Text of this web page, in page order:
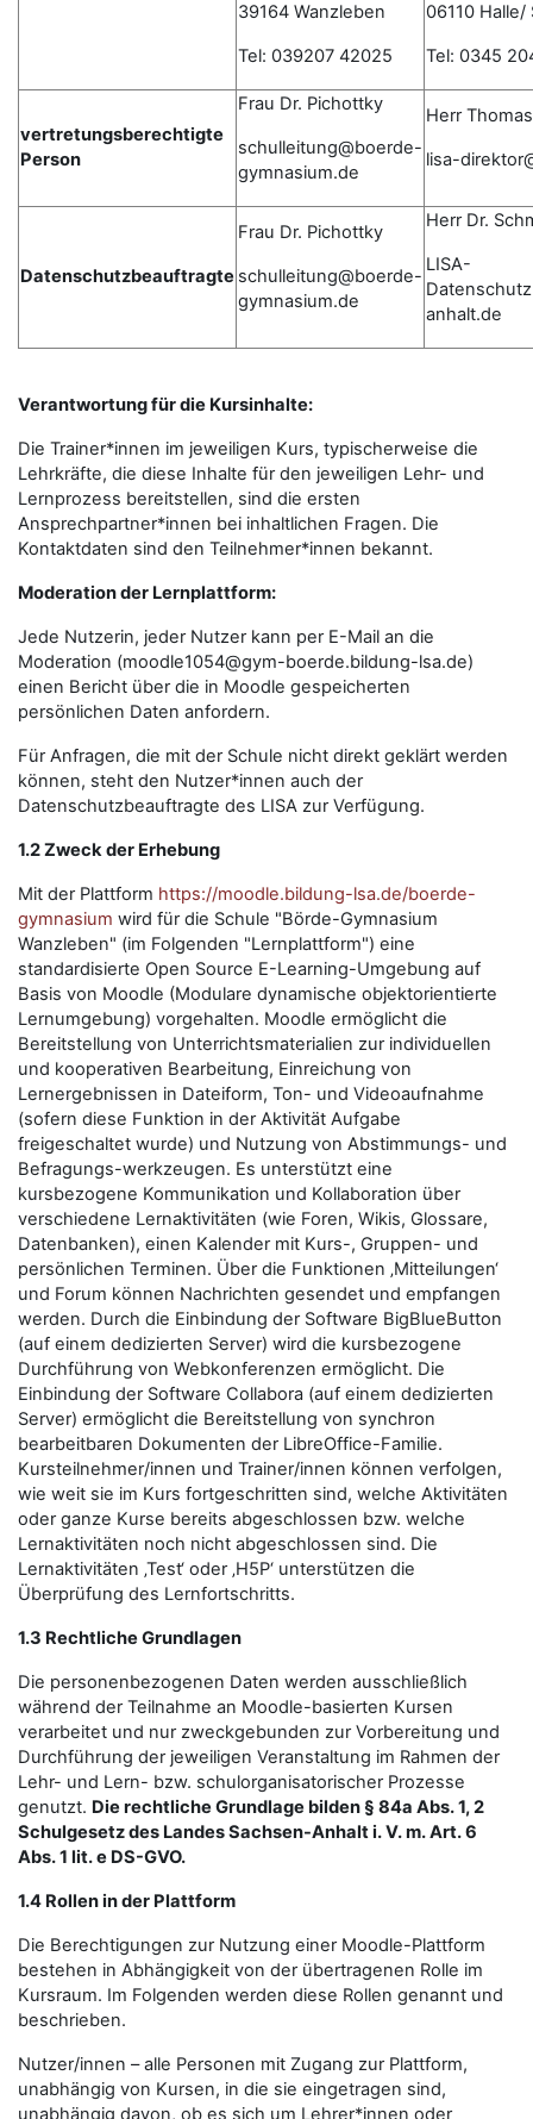
39164 Wanzleben
Tel: 039207 42025
06110 Halle/
Tel: 0345
vertretungsberechtigte
Person
Frau Dr. Pichottky
schulleitung@boerde-
gymnasium.de
Herr
lisa-
Datenschutzbeauftragte
Frau Dr. Pichottky
schulleitung@boerde-
gymnasium.de
Herr Dr.
LISA-
anhalt.de
Verantwortung für die Kursinhalte:
Die Trainer*innen im jeweiligen Kurs, typischerweise die
Lehrkräfte, die diese Inhalte für den jeweiligen Lehr- und
Lernprozess bereitstellen, sind die ersten
Ansprechpartner*innen bei inhaltlichen Fragen. Die
Kontaktdaten sind den Teilnehmer*innen bekannt.
Moderation der Lernplattform:
Jede Nutzerin, jeder Nutzer kann per E-Mail an die
Moderation (moodle1054@gym-boerde.bildung-lsa.de)
einen Bericht über die in Moodle gespeicherten
persönlichen Daten anfordern.
Für Anfragen, die mit der Schule nicht direkt geklärt werden
können, steht den Nutzer*innen auch der
Datenschutzbeauftragte des LISA zur Verfügung.
1.2 Zweck der Erhebung
Mit der Plattform https://moodle.bildung-lsa.de/boerde-
gymnasium wird für die Schule "Börde-Gymnasium
Wanzleben" (im Folgenden "Lernplattform") eine
standardisierte Open Source E-Learning-Umgebung auf
Basis von Moodle (Modulare dynamische objektorientierte
Lernumgebung) vorgehalten. Moodle ermöglicht die
Bereitstellung von Unterrichtsmaterialien zur individuellen
und kooperativen Bearbeitung, Einreichung von
Lernergebnissen in Dateiform, Ton- und Videoaufnahme
(sofern diese Funktion in der Aktivität Aufgabe
freigeschaltet wurde) und Nutzung von Abstimmungs- und
Befragungs-werkzeugen. Es unterstützt eine
kursbezogene Kommunikation und Kollaboration über
verschiedene Lernaktivitäten (wie Foren, Wikis, Glossare,
Datenbanken), einen Kalender mit Kurs-, Gruppen- und
persönlichen Terminen. Über die Funktionen ‚Mitteilungen‘
und Forum können Nachrichten gesendet und empfangen
werden. Durch die Einbindung der Software BigBlueButton
(auf einem dedizierten Server) wird die kursbezogene
Durchführung von Webkonferenzen ermöglicht. Die
Einbindung der Software Collabora (auf einem dedizierten
Server) ermöglicht die Bereitstellung von synchron
bearbeitbaren Dokumenten der LibreOffice-Familie.
Kursteilnehmer/innen und Trainer/innen können verfolgen,
wie weit sie im Kurs fortgeschritten sind, welche Aktivitäten
oder ganze Kurse bereits abgeschlossen bzw. welche
Lernaktivitäten noch nicht abgeschlossen sind. Die
Lernaktivitäten ‚Test‘ oder ‚H5P‘ unterstützen die
Überprüfung des Lernfortschritts.
1.3 Rechtliche Grundlagen
Die personenbezogenen Daten werden ausschließlich
während der Teilnahme an Moodle-basierten Kursen
verarbeitet und nur zweckgebunden zur Vorbereitung und
Durchführung der jeweiligen Veranstaltung im Rahmen der
Lehr- und Lern- bzw. schulorganisatorischer Prozesse
genutzt. Die rechtliche Grundlage bilden § 84a Abs. 1, 2
Schulgesetz des Landes Sachsen-Anhalt i. V. m. Art. 6
Abs. 1 lit. e DS-GVO.
1.4 Rollen in der Plattform
Die Berechtigungen zur Nutzung einer Moodle-Plattform
bestehen in Abhängigkeit von der übertragenen Rolle im
Kursraum. Im Folgenden werden diese Rollen genannt und
beschrieben.
Nutzer/innen – alle Personen mit Zugang zur Plattform,
unabhängig von Kursen, in die sie eingetragen sind,
unabhängig davon, ob es sich um Lehrer*innen oder